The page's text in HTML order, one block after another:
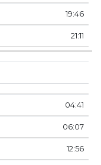
19:46
21:11
04:41
06:07
12:56